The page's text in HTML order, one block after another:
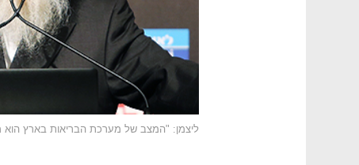
ליצמן: "המצב של מערכת הבריאות בארץ הוא